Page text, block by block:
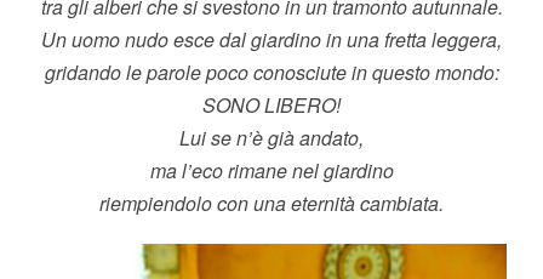
tra gli alberi che si svestono in un tramonto autunnale.
Un uomo nudo esce dal giardino in una fretta leggera,
gridando le parole poco conosciute in questo mondo:
SONO LIBERO!
Lui se n’è già andato,
ma l’eco rimane nel giardino
riempiendolo con una eternità cambiata.